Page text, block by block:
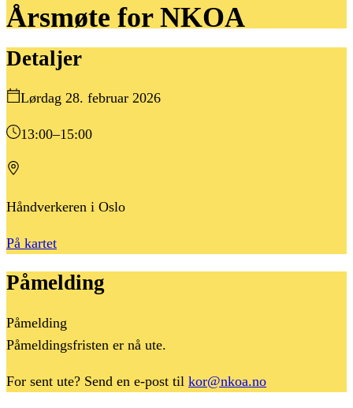
Årsmøte for NKOA
Detaljer
Lørdag 28. februar 2026
13:00–15:00
Håndverkeren i Oslo
På kartet
Påmelding
Påmelding
Påmeldingsfristen er nå ute.
For sent ute? Send en e-post til kor@nkoa.no